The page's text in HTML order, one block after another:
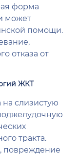
форма
может
помощи.
отказа от
ЖКТ
на слизистую
тракта.
повреждение